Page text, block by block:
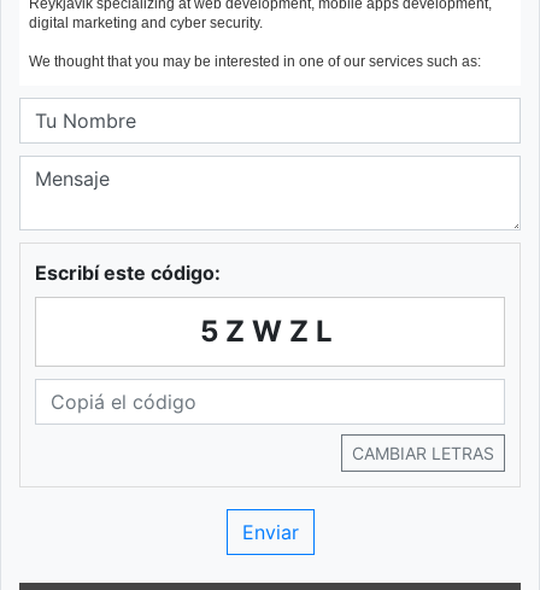
Escribí este código:
5ZWZL
CAMBIAR LETRAS